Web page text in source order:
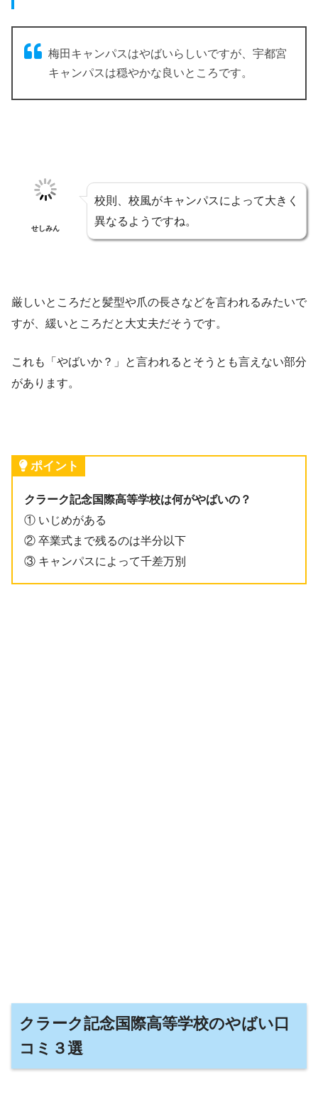
梅田キャンパスはやばいらしいですが、宇都宮
キャンパスは穏やかな良いところです。
せしみん
校則、校風がキャンパスによって大きく
異なるようですね。
厳しいところだと髪型や爪の長さなどを言われるみたいで
すが、緩いところだと大丈夫だそうです。
これも「やばいか？」と言われるとそうとも言えない部分
があります。
ポイント
クラーク記念国際高等学校は何がやばいの？
① いじめがある
② 卒業式まで残るのは半分以下
③ キャンパスによって千差万別
クラーク記念国際高等学校のやばい口
コミ３選